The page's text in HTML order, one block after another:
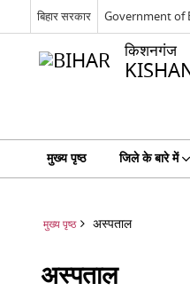
बिहार सरकार Government of
किशनगंज
मुख्य पृष्ठ जिले के बारे में
मुख्य पृष्ठ अस्पताल
अस्पताल